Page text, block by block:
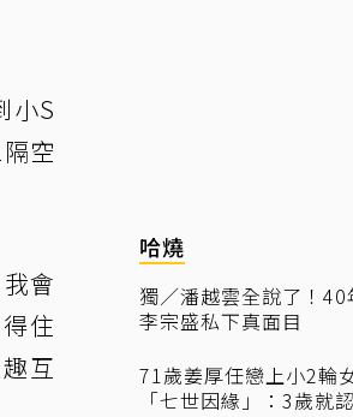
小S
空
會
住
互
哈燒
獨／潘越雲全說了！
李宗盛私下真面目
71歲姜厚任戀上小2
「七世因緣」：3歲就